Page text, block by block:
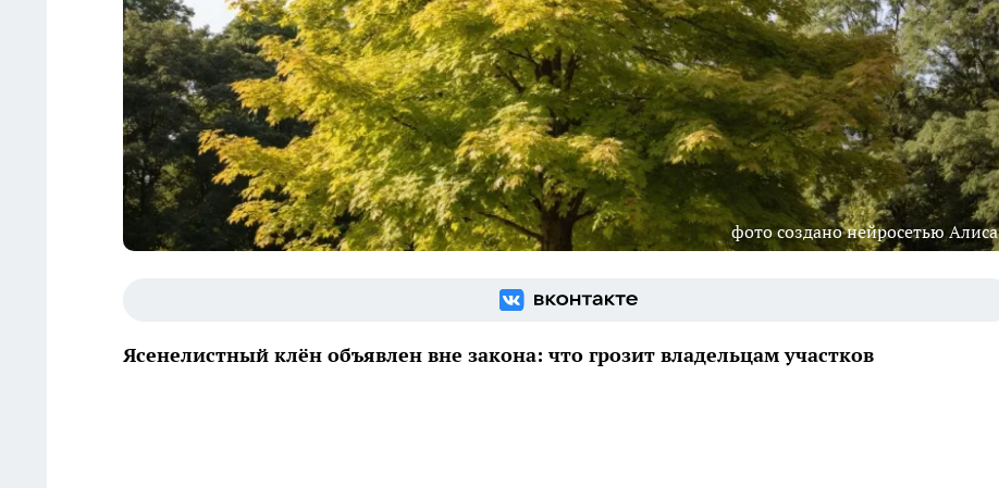
фото создано нейросетью Алиса
Ясенелистный клён объявлен вне закона: что грозит владельцам участков